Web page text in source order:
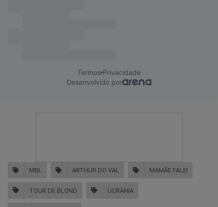
MBL ARTHUR DO VAL MAMÃE FALEI
TOUR DE BLOND UCRÂNIA